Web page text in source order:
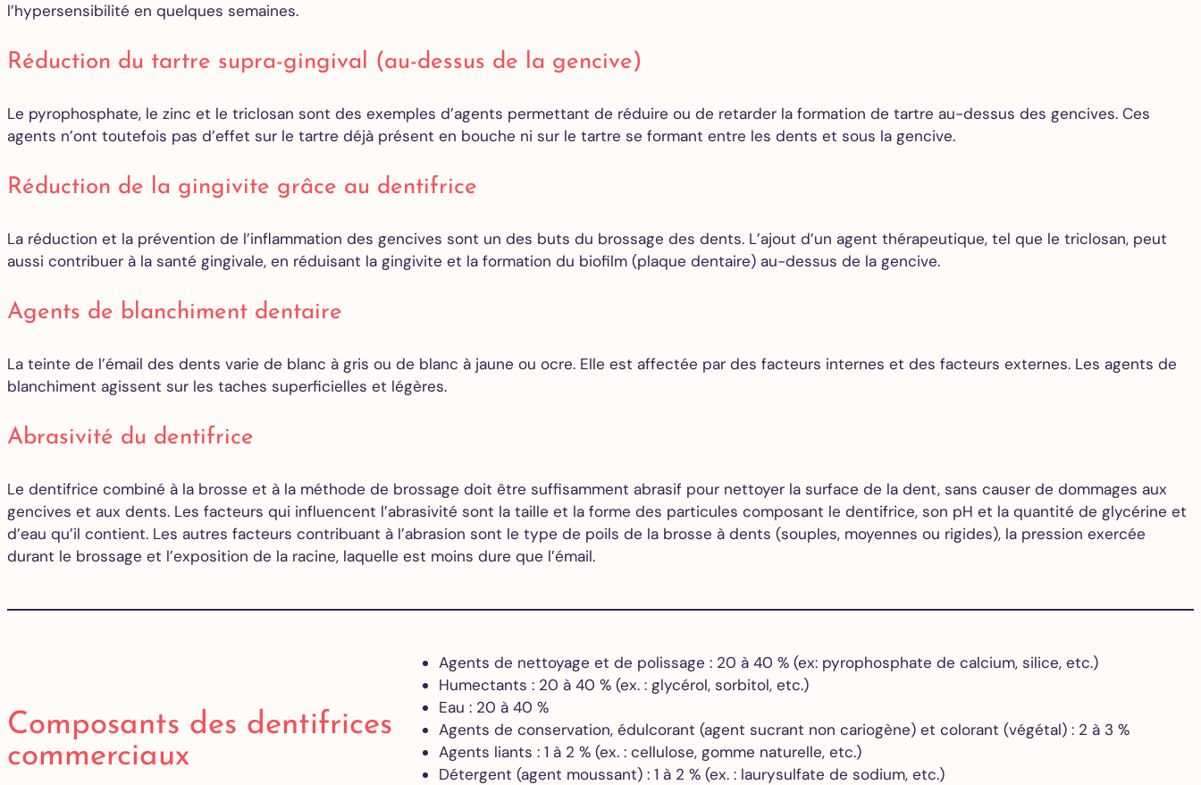
l’hypersensibilité en quelques semaines.
Réduction du tartre supra-gingival (au-dessus de la gencive)
Le pyrophosphate, le zinc et le triclosan sont des exemples d’agents permettant de réduire ou de retarder la formation de tartre au-dessus des gencives. Ces
agents n’ont toutefois pas d’effet sur le tartre déjà présent en bouche ni sur le tartre se formant entre les dents et sous la gencive.
Réduction de la gingivite grâce au dentifrice
La réduction et la prévention de l’inflammation des gencives sont un des buts du brossage des dents. L’ajout d’un agent thérapeutique, tel que le triclosan, peut
aussi contribuer à la santé gingivale, en réduisant la gingivite et la formation du biofilm (plaque dentaire) au-dessus de la gencive.
Agents de blanchiment dentaire
La teinte de l’émail des dents varie de blanc à gris ou de blanc à jaune ou ocre. Elle est affectée par des facteurs internes et des facteurs externes. Les agents de
blanchiment agissent sur les taches superficielles et légères.
Abrasivité du dentifrice
Le dentifrice combiné à la brosse et à la méthode de brossage doit être suffisamment abrasif pour nettoyer la surface de la dent, sans causer de dommages aux
gencives et aux dents. Les facteurs qui influencent l’abrasivité sont la taille et la forme des particules composant le dentifrice, son pH et la quantité de glycérine et
d’eau qu’il contient. Les autres facteurs contribuant à l’abrasion sont le type de poils de la brosse à dents (souples, moyennes ou rigides), la pression exercée
durant le brossage et l’exposition de la racine, laquelle est moins dure que l’émail.
Composants des dentifrices
commerciaux
Agents de nettoyage et de polissage : 20 à 40 % (ex: pyrophosphate de calcium, silice, etc.)
Humectants : 20 à 40 % (ex. : glycérol, sorbitol, etc.)
Eau : 20 à 40 %
Agents de conservation, édulcorant (agent sucrant non cariogène) et colorant (végétal) : 2 à 3 %
Agents liants : 1 à 2 % (ex. : cellulose, gomme naturelle, etc.)
Détergent (agent moussant) : 1 à 2 % (ex. : laurysulfate de sodium, etc.)